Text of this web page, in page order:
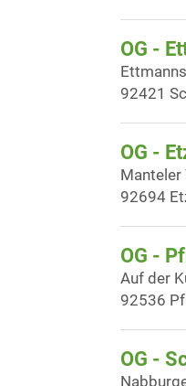
OG -
92421
OG -
Manteler
92694
OG -
Auf der
92536
OG -